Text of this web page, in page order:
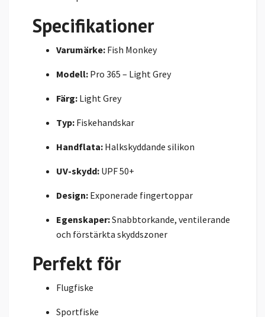
Specifikationer
Varumärke: Fish Monkey
Modell: Pro 365 – Light Grey
Färg: Light Grey
Typ: Fiskehandskar
Handflata: Halkskyddande silikon
UV-skydd: UPF 50+
Design: Exponerade fingertoppar
Egenskaper:Snabbtorkande, ventilerande
och förstärkta skyddszoner
Perfekt för
Flugfiske
Sportfiske